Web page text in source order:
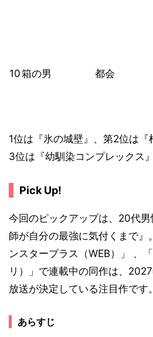
10箱の男 都会
1位は『氷の城壁』、第2位は
3位は『幼馴染コンプレックス
Pick Up!
今回のピックアップは、20代
師が自分の最強に気付くまで』
ンスタープラス（WEB）」 、
リ）」で連載中の同作は、
放送が決定している注目作です。
あらすじ